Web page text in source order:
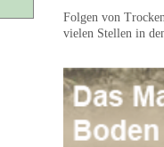
Folgen von
vielen Stellen in